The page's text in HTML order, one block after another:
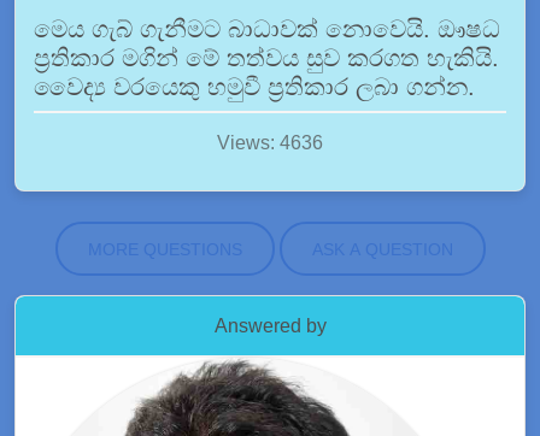
මෙය ගැබ් ගැනීමට බාධාවක් නොවෙයි. ඖෂධ
ප්‍රතිකාර මගින් මේ තත්වය සුව කරගත හැකියි.
වෛද්‍ය වරයෙකු හමුවී ප්‍රතිකාර ලබා ගන්න.
Views: 4636
MORE QUESTIONS ASK A QUESTION
Answered by